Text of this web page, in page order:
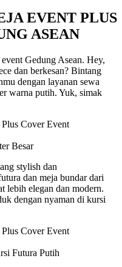
EVENT PLUS
ASEAN
Gedung Asean. Hey,
dan berkesan? Bintang
dengan layanan sewa
warna putih. Yuk, simak
Besar
stylish dan
dan meja bundar dari
lebih elegan dan modern.
dengan nyaman di kursi
Futura Putih